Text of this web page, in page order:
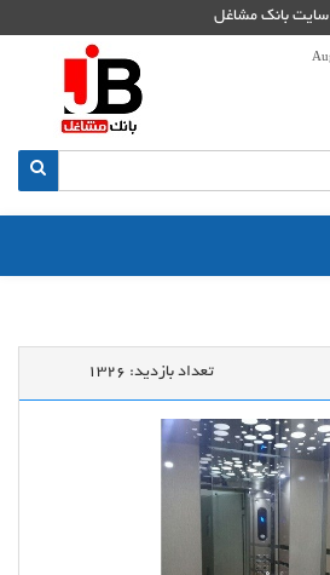
سایت بانک مشاغل
تعداد بازدید: